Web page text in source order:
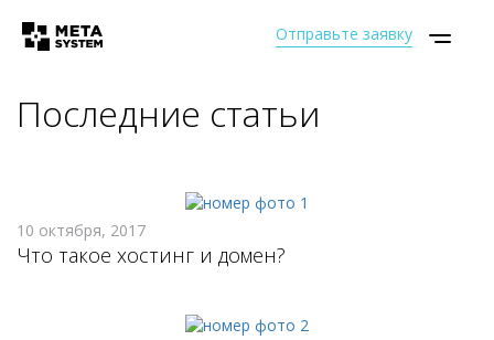
Отправьте заявку
Последние статьи
10 октября, 2017
Что такое хостинг и домен?